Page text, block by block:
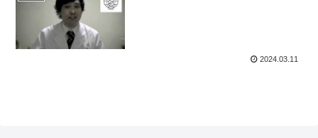
2024.03.11